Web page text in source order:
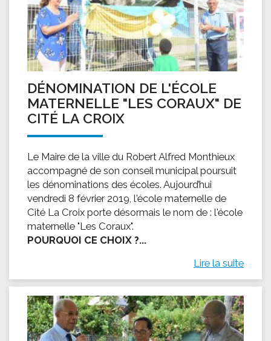
DÉNOMINATION DE L'ÉCOLE
MATERNELLE "LES CORAUX" DE
CITÉ LA CROIX
Le Maire de la ville du Robert Alfred Monthieux
accompagné de son conseil municipal poursuit
les dénominations des écoles. Aujourd’hui
vendredi 8 février 2019, l'école maternelle de
Cité La Croix porte désormais le nom de : l'école
maternelle "Les Coraux".
POURQUOI CE CHOIX ?...
Lire la suite